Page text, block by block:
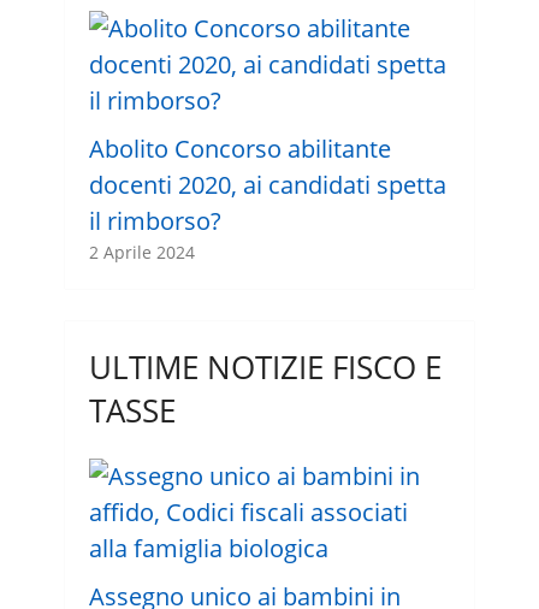
Abolito Concorso abilitante
docenti 2020, ai candidati spetta
il rimborso?
2 Aprile 2024
ULTIME NOTIZIE FISCO E
TASSE
Assegno unico ai bambini in